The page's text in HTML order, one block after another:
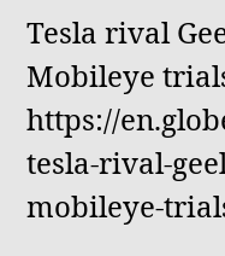
Tesla rival
Mobileye
https://
tesla-rival-
mobileye-